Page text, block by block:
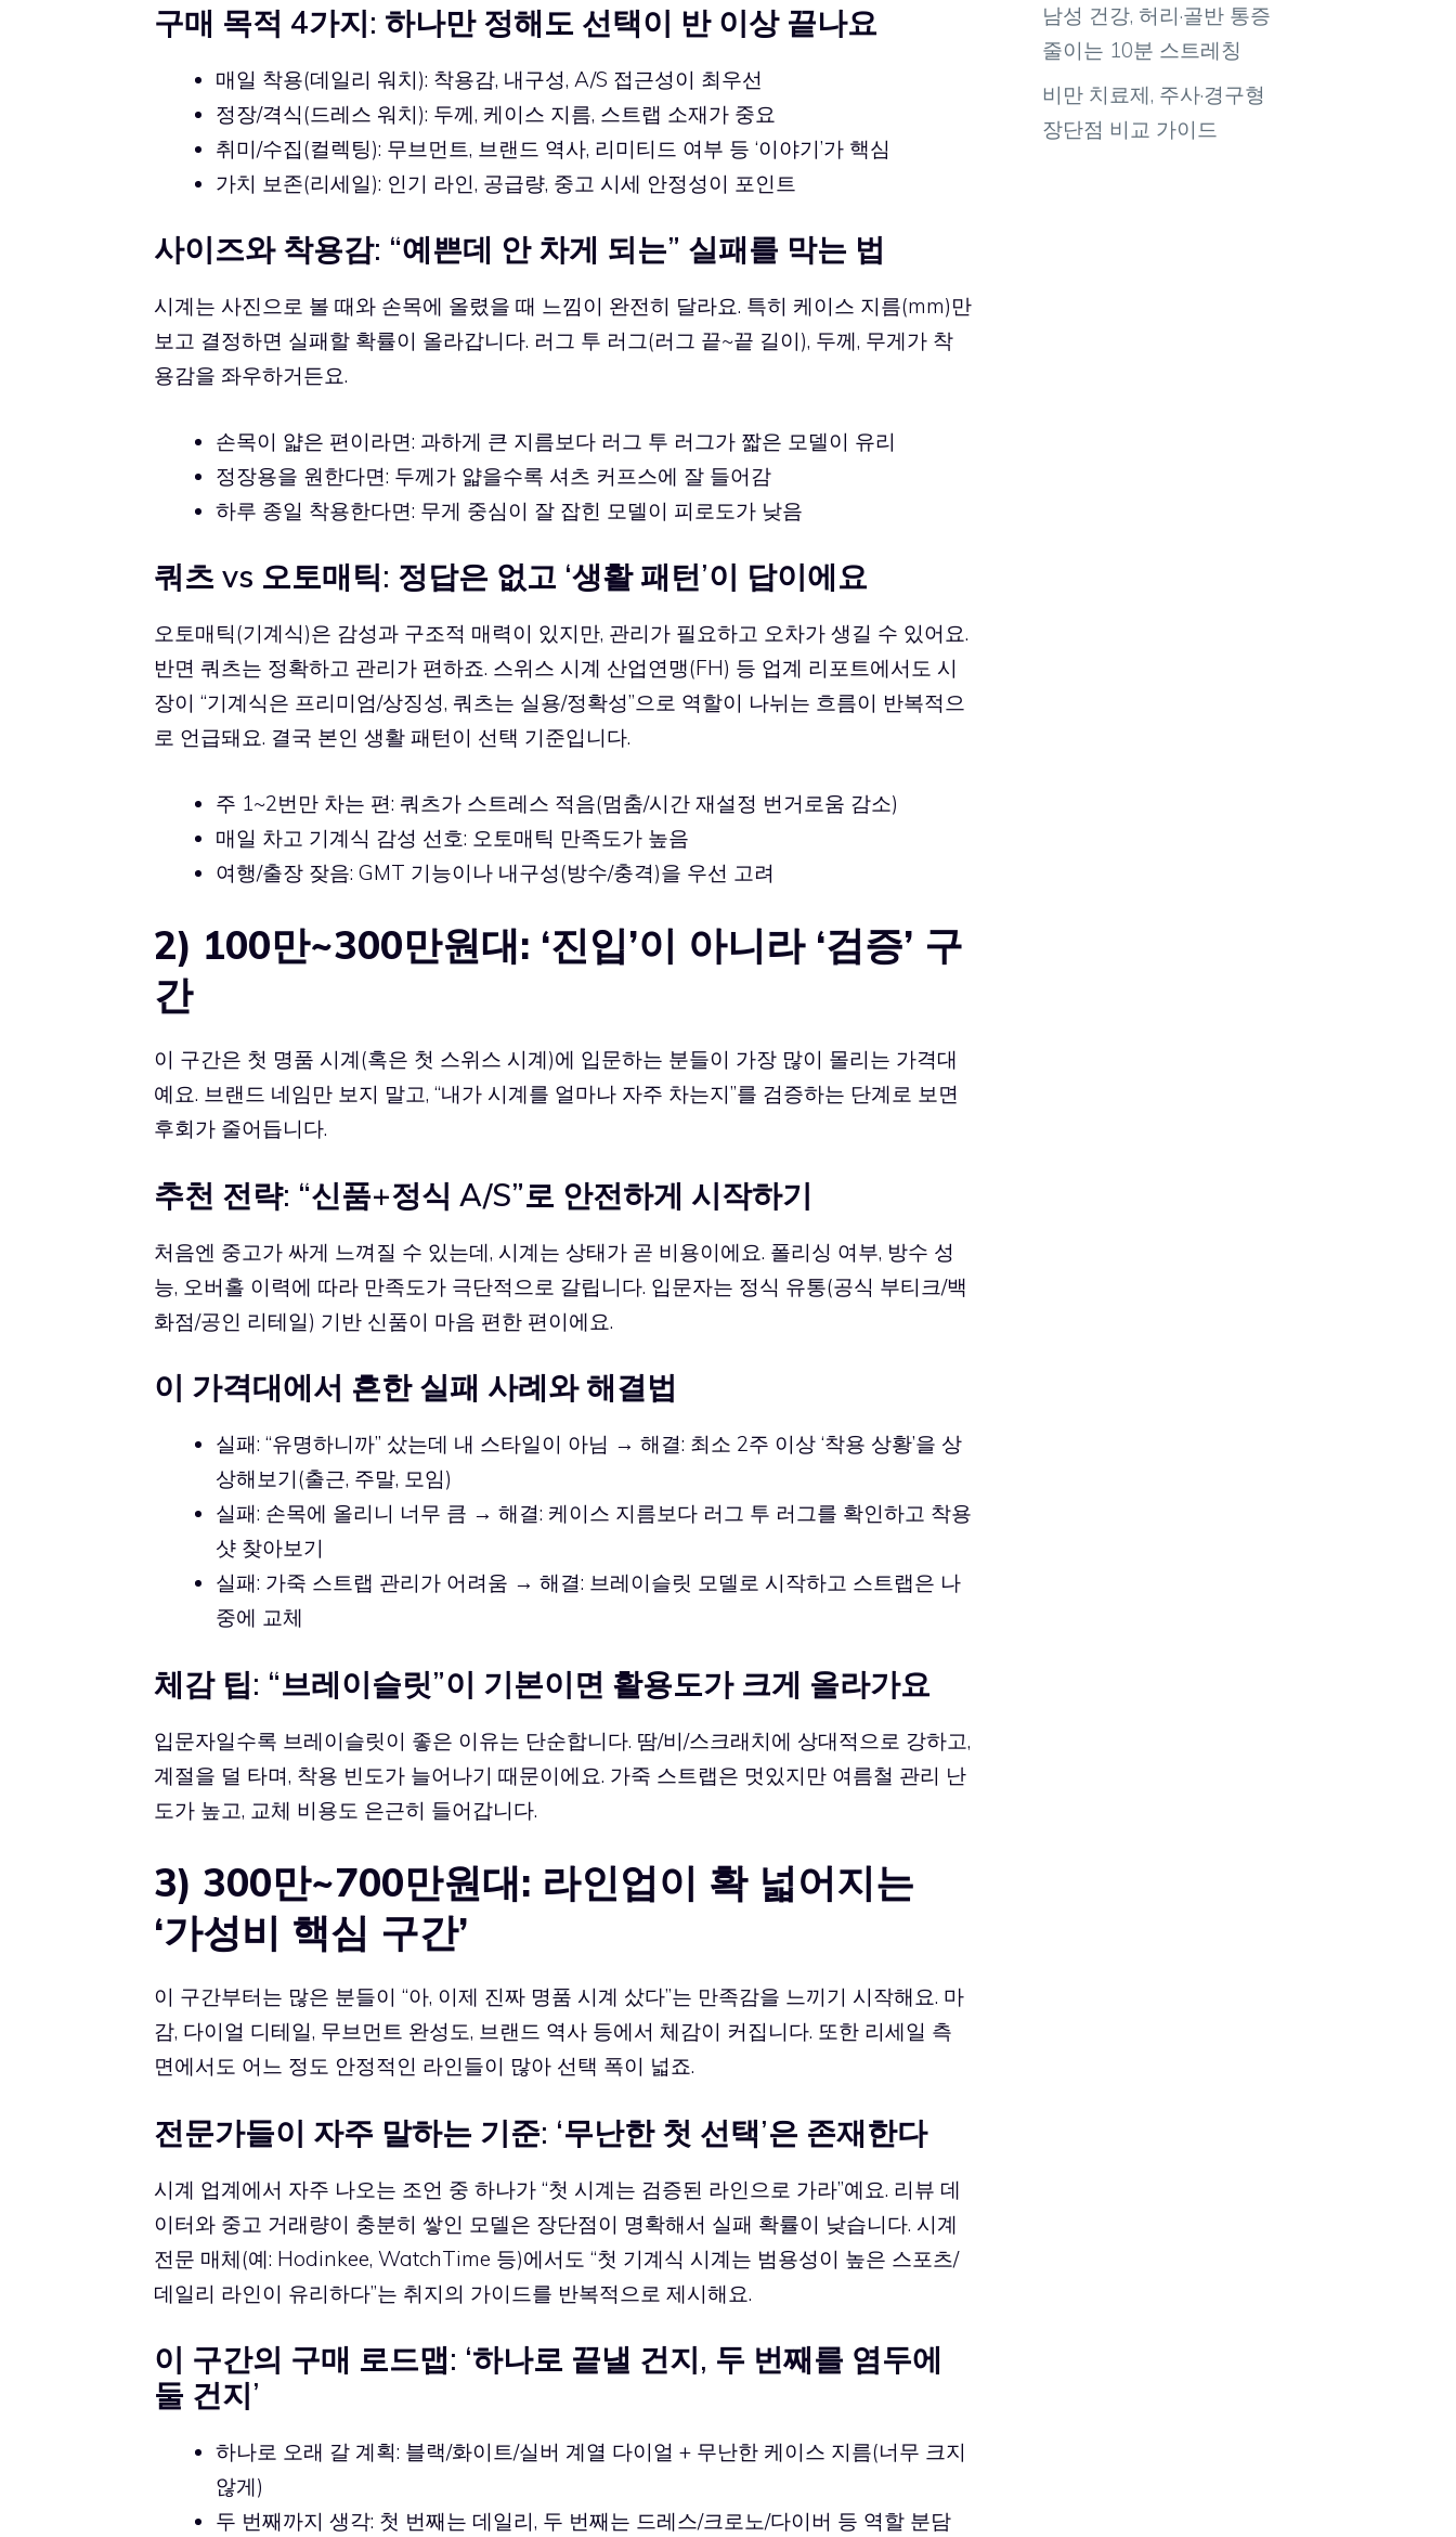
구매 목적 4가지: 하나만 정해도 선택이 반 이상 끝나요
매일 착용(데일리 워치): 착용감, 내구성, A/S 접근성이 최우선
정장/격식(드레스 워치): 두께, 케이스 지름, 스트랩 소재가 중요
취미/수집(컬렉팅): 무브먼트, 브랜드 역사, 리미티드 여부 등 ‘이야기’가 핵심
가치 보존(리세일): 인기 라인, 공급량, 중고 시세 안정성이 포인트
사이즈와 착용감: “예쁜데 안 차게 되는” 실패를 막는 법
시계는 사진으로 볼 때와 손목에 올렸을 때 느낌이 완전히 달라요. 특히 케이스 지름(mm)만
보고 결정하면 실패할 확률이 올라갑니다. 러그 투 러그(러그 끝~끝 길이), 두께, 무게가 착
용감을 좌우하거든요.
손목이 얇은 편이라면: 과하게 큰 지름보다 러그 투 러그가 짧은 모델이 유리
정장용을 원한다면: 두께가 얇을수록 셔츠 커프스에 잘 들어감
하루 종일 착용한다면: 무게 중심이 잘 잡힌 모델이 피로도가 낮음
쿼츠 vs 오토매틱: 정답은 없고 ‘생활 패턴’이 답이에요
오토매틱(기계식)은 감성과 구조적 매력이 있지만, 관리가 필요하고 오차가 생길 수 있어요.
반면 쿼츠는 정확하고 관리가 편하죠. 스위스 시계 산업연맹(FH) 등 업계 리포트에서도 시
장이 “기계식은 프리미엄/상징성, 쿼츠는 실용/정확성”으로 역할이 나뉘는 흐름이 반복적으
로 언급돼요. 결국 본인 생활 패턴이 선택 기준입니다.
주 1~2번만 차는 편: 쿼츠가 스트레스 적음(멈춤/시간 재설정 번거로움 감소)
매일 차고 기계식 감성 선호: 오토매틱 만족도가 높음
여행/출장 잦음: GMT 기능이나 내구성(방수/충격)을 우선 고려
2) 100만~300만원대: ‘진입’이 아니라 ‘검증’ 구
간
이 구간은 첫 명품 시계(혹은 첫 스위스 시계)에 입문하는 분들이 가장 많이 몰리는 가격대
예요. 브랜드 네임만 보지 말고, “내가 시계를 얼마나 자주 차는지”를 검증하는 단계로 보면
후회가 줄어듭니다.
추천 전략: “신품+정식 A/S”로 안전하게 시작하기
처음엔 중고가 싸게 느껴질 수 있는데, 시계는 상태가 곧 비용이에요. 폴리싱 여부, 방수 성
능, 오버홀 이력에 따라 만족도가 극단적으로 갈립니다. 입문자는 정식 유통(공식 부티크/백
화점/공인 리테일) 기반 신품이 마음 편한 편이에요.
이 가격대에서 흔한 실패 사례와 해결법
실패: “유명하니까” 샀는데 내 스타일이 아님 → 해결: 최소 2주 이상 ‘착용 상황’을 상
상해보기(출근, 주말, 모임)
실패: 손목에 올리니 너무 큼 → 해결: 케이스 지름보다 러그 투 러그를 확인하고 착용
샷 찾아보기
실패: 가죽 스트랩 관리가 어려움 → 해결: 브레이슬릿 모델로 시작하고 스트랩은 나
중에 교체
체감 팁: “브레이슬릿”이 기본이면 활용도가 크게 올라가요
입문자일수록 브레이슬릿이 좋은 이유는 단순합니다. 땀/비/스크래치에 상대적으로 강하고,
계절을 덜 타며, 착용 빈도가 늘어나기 때문이에요. 가죽 스트랩은 멋있지만 여름철 관리 난
도가 높고, 교체 비용도 은근히 들어갑니다.
3) 300만~700만원대: 라인업이 확 넓어지는
‘가성비 핵심 구간’
이 구간부터는 많은 분들이 “아, 이제 진짜 명품 시계 샀다”는 만족감을 느끼기 시작해요. 마
감, 다이얼 디테일, 무브먼트 완성도, 브랜드 역사 등에서 체감이 커집니다. 또한 리세일 측
면에서도 어느 정도 안정적인 라인들이 많아 선택 폭이 넓죠.
전문가들이 자주 말하는 기준: ‘무난한 첫 선택’은 존재한다
시계 업계에서 자주 나오는 조언 중 하나가 “첫 시계는 검증된 라인으로 가라”예요. 리뷰 데
이터와 중고 거래량이 충분히 쌓인 모델은 장단점이 명확해서 실패 확률이 낮습니다. 시계
전문 매체(예: Hodinkee, WatchTime 등)에서도 “첫 기계식 시계는 범용성이 높은 스포츠/
데일리 라인이 유리하다”는 취지의 가이드를 반복적으로 제시해요.
이 구간의 구매 로드맵: ‘하나로 끝낼 건지, 두 번째를 염두에
둘 건지’
하나로 오래 갈 계획: 블랙/화이트/실버 계열 다이얼 + 무난한 케이스 지름(너무 크지
않게)
두 번째까지 생각: 첫 번째는 데일리, 두 번째는 드레스/크로노/다이버 등 역할 분담
남성 건강, 허리·골반 통증
줄이는 10분 스트레칭
비만 치료제, 주사·경구형
장단점 비교 가이드